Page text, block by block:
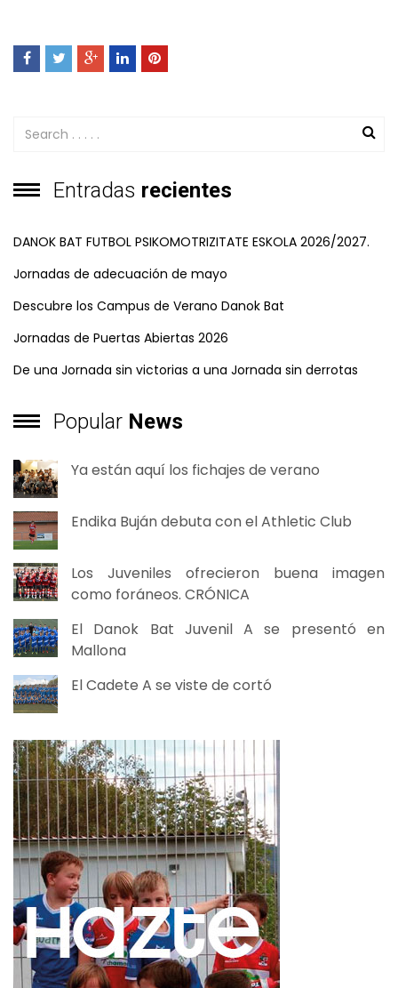
Entradas recientes
DANOK BAT FUTBOL PSIKOMOTRIZITATE ESKOLA 2026/2027.
Jornadas de adecuación de mayo
Descubre los Campus de Verano Danok Bat
Jornadas de Puertas Abiertas 2026
De una Jornada sin victorias a una Jornada sin derrotas
Popular News
Ya están aquí los fichajes de verano
Endika Buján debuta con el Athletic Club
Los Juveniles ofrecieron buena imagen
como foráneos. CRÓNICA
El Danok Bat Juvenil A se presentó en
Mallona
El Cadete A se viste de cortó